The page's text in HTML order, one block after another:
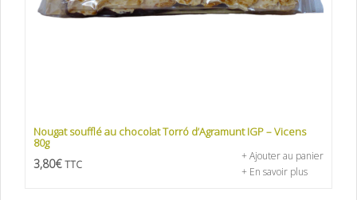
Nougat soufflé au chocolat Torró d’Agramunt IGP – Vicens
80g
3,80€ TTC
+ Ajouter au panier
+ En savoir plus